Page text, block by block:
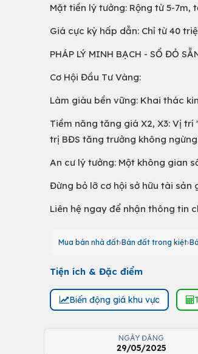
Mặt tiền lý tưởng: Rộng từ 5-
Giá cực kỳ hấp dẫn: Chỉ từ 40
PHÁP LÝ MINH BẠCH - SỔ ĐỎ
Cơ Hội Đầu Tư Vàng:
Làm giàu bền vững: Khai thác
Tiềm năng tăng giá X2, X3: Vị
trị BĐS tăng trưởng không
An cư lý tưởng: Một không gian
Đừng bỏ lỡ cơ hội sở hữu tài
Liên hệ ngay để nhận thông tin
Mua bán nhà đất Bán đất trong kiệt
Tiện ích & Đặc điểm
Biến động giá khu vực
NGÀY ĐĂNG
29/05/2025